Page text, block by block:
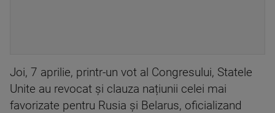
Joi, 7 aprilie, printr-un vot al Congresului, Statele
Unite au revocat și clauza națiunii celei mai
favorizate pentru Rusia și Belarus, oficializand